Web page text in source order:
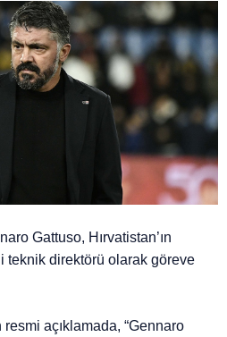
Gattuso, Hırvatistan’ın
teknik direktörü olarak göreve
açıklamada, “Gennaro